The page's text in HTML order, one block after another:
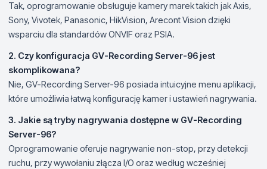
Tak, oprogramowanie obsługuje kamery marek takich jak Axis,
Sony, Vivotek, Panasonic, HikVision, Arecont Vision dzięki
wsparciu dla standardów ONVIF oraz PSIA.
2. Czy konfiguracja GV-Recording Server-96 jest
skomplikowana?
Nie, GV-Recording Server-96 posiada intuicyjne menu aplikacji,
które umożliwia łatwą konfigurację kamer i ustawień nagrywania.
3. Jakie są tryby nagrywania dostępne w GV-Recording
Server-96?
Oprogramowanie oferuje nagrywanie non-stop, przy detekcji
ruchu, przy wywołaniu złącza I/O oraz według wcześniej